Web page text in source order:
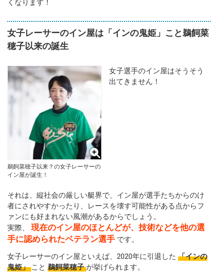
くなります！
女子レーサーのイン屋は「インの鬼姫」こと鵜飼菜
穂子以来の誕生
鵜飼菜穂子以来？の女子レーサーの
イン屋が誕生！
女子選手のイン屋はそうそう
出てきません！
それは、縦社会の厳しい艇界で、イン屋が選手たちからのけ
者にされやすかったり、レースを壊す可能性がある点からフ
ァンにも好まれない風潮があるからでしょう。
実際、 現在のイン屋のほとんどが、技術などを他の選
手に認められたベテラン選手 です。
女子レーサーのイン屋といえば、2020年に引退した 「インの
鬼姫」こと 鵜飼菜穂子が挙げられます。